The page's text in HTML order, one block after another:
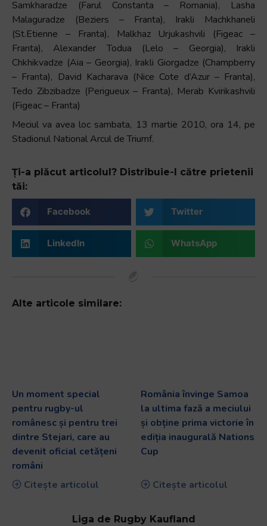
Samkharadze (Farul Constanta – Romania), Lasha
Malaguradze (Beziers – Franta), Irakli Machkhaneli
(St.Etienne – Franta), Malkhaz Urjukashvili (Figeac –
Franta), Alexander Todua (Lelo – Georgia), Irakli
Chkhikvadze (Aia – Georgia), Irakli Giorgadze (Champberry
– Franta), David Kacharava (Nice Cote d’Azur – Franta),
Tedo Zibzibadze (Perigueux – Franta), Merab Kvirikashvili
(Figeac – Franta)
Meciul va avea loc sambata, 13 martie 2010, ora 14, pe
Stadionul National Arcul de Triumf.
Ți-a plăcut articolul? Distribuie-l către prietenii
tăi:
Facebook Twitter
LinkedIn WhatsApp
Alte articole similare:
Un moment special
pentru rugby-ul
românesc și pentru trei
dintre Stejari, care au
devenit oficial cetățeni
români
Citește articolul
România învinge Samoa
la ultima fază a meciului
și obține prima victorie în
ediția inaugurală Nations
Cup
Citește articolul
Liga de Rugby Kaufland